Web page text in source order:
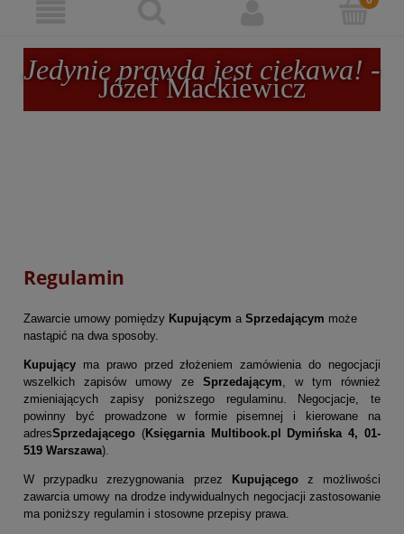
Jedynie prawda jest ciekawa! -
Józef Mackiewicz
Regulamin
Zawarcie umowy pomiędzy Kupującym a Sprzedającym może
nastąpić na dwa sposoby.
Kupujący ma prawo przed złożeniem zamówienia do negocjacji
wszelkich zapisów umowy ze Sprzedającym , w tym również
zmieniających zapisy poniższego regulaminu. Negocjacje, te
powinny być prowadzone w formie pisemnej i kierowane na
adresSprzedającego (Księgarnia Multibook.pl Dymińska 4, 01-
519 Warszawa).
W przypadku zrezygnowania przez Kupującegoz możliwości
zawarcia umowy na drodze indywidualnych negocjacji zastosowanie
ma poniższy regulamin i stosowne przepisy prawa.